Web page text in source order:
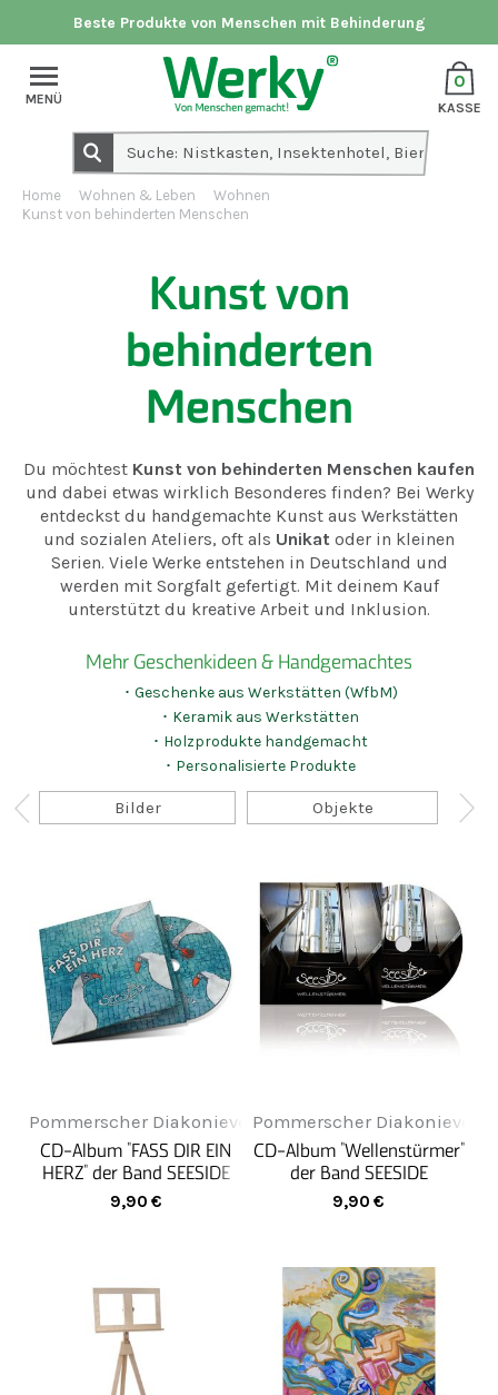
Beste Produkte von Menschen mit Behinderung
0
KASSE
MENÜ
Home Wohnen & Leben
Wohnen
Kunst von behinderten Menschen
Kunst von
behinderten
Menschen
Du möchtest Kunst von behinderten Menschen kaufen
und dabei etwas wirklich Besonderes finden? Bei Werky
entdeckst du handgemachte Kunst aus Werkstätten
und sozialen Ateliers, oft als Unikat oder in kleinen
Serien. Viele Werke entstehen in Deutschland und
werden mit Sorgfalt gefertigt. Mit deinem Kauf
unterstützt du kreative Arbeit und Inklusion.
Mehr Geschenkideen & Handgemachtes
･ Geschenke aus Werkstätten (WfbM)
･ Keramik aus Werkstätten
･ Holzprodukte handgemacht
･ Personalisierte Produkte
Bilder Objekte
Pommerscher Diakonieverein Greifenwerkstatt
CD-Album "FASS DIR EIN
HERZ" der Band SEESIDE
9,90 €
Pommerscher
CD-Album "Wellenstürmer"
der Band SEESIDE
9,90 €